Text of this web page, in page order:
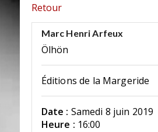
Retour
Marc Henri Arfeux
Ölhön
Éditions de la Margeride
Date : Samedi 8 juin 2019
Heure : 16:00